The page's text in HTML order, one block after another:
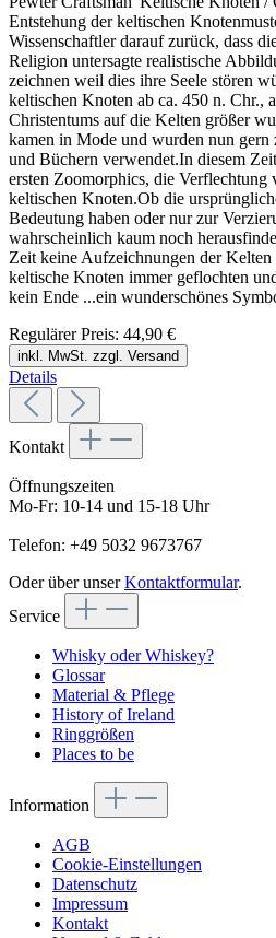
Entstehung der keltischen
Wissenschaftler darauf zurück, dass
Religion untersagte realistische
zeichnen weil dies ihre Seele stören
keltischen Knoten ab ca. 450 n. Chr.,
Christentums auf die Kelten größer
kamen in Mode und wurden nun
und Büchern verwendet.In diesem
ersten Zoomorphics, die Verflechtung
keltischen Knoten.Ob die
Bedeutung haben oder nur zur
wahrscheinlich kaum noch
Zeit keine Aufzeichnungen der
keltische Knoten immer geflochten
kein Ende ...ein wunderschönes
Regulärer Preis: 44,90 €
inkl. MwSt. zzgl. Versand
Details
Kontakt
Öffnungszeiten
Mo-Fr: 10-14 und 15-18 Uhr
Telefon: +49 5032 9673767
Oder über unserKontaktformular.
Service
Whisky oder Whiskey?
Glossar
Material & Pflege
History of Ireland
Ringgrößen
Places to be
Information
AGB
Cookie-Einstellungen
Datenschutz
Impressum
Kontakt